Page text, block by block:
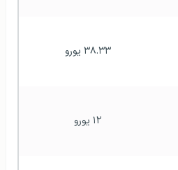
۳۸.۳۳ یورو
۱۲ یورو